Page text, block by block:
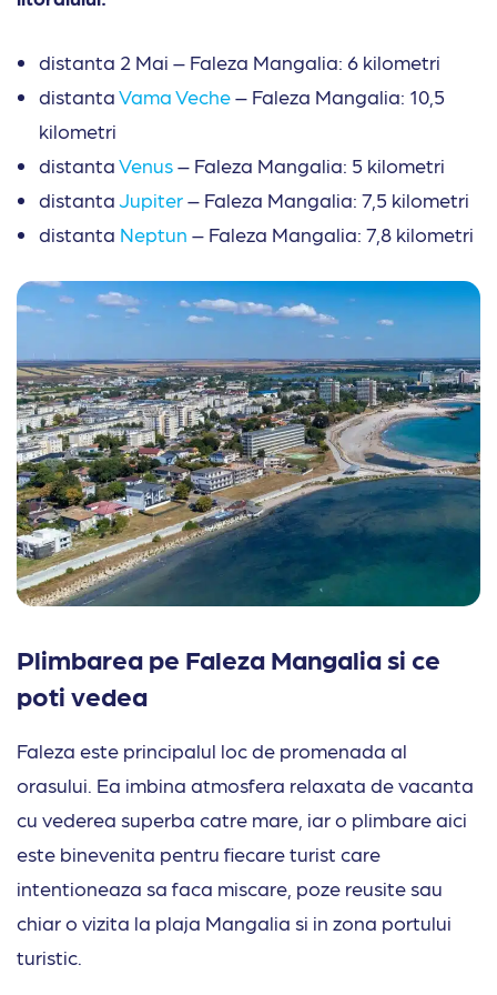
distanta 2 Mai – Faleza Mangalia: 6 kilometri
distantaVama Veche– Faleza Mangalia: 10,5
kilometri
distantaVenus– Faleza Mangalia: 5 kilometri
distantaJupiter– Faleza Mangalia: 7,5 kilometri
distanta Neptun – Faleza Mangalia: 7,8 kilometri
Plimbarea pe Faleza Mangalia si ce
poti vedea
Faleza este principalul loc de promenada al
orasului. Ea imbina atmosfera relaxata de vacanta
cu vederea superba catre mare, iar o plimbare aici
este binevenita pentru fiecare turist care
intentioneaza sa faca miscare, poze reusite sau
chiar o vizita la plaja Mangalia si in zona portului
turistic.